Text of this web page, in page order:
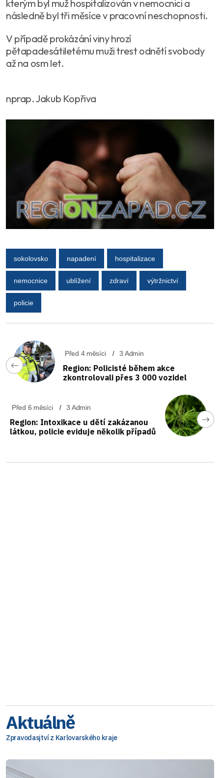
kterým byl muž hospitalizován v nemocnici a
následně byl tři měsíce v pracovní neschopnosti.
V případě prokázání viny hrozí
pětapadesátiletému muži trest odnětí svobody
až na osm let.
nprap. Jakub Kopřiva
sokolovsko napadení hospitalizace
nemocnice ublížení zdraví výtržnictví
policie
Před 4 měsíci 3 Admin
Region: Policisté během akce
zkontrolovali přes 3 000 vozidel
Před 6 měsíci 3 Admin
Region: Intoxikace u dětí zakázanou
látkou, policie eviduje několik případů
Aktuálně
Zpravodasjtví z Karlovarského kraje